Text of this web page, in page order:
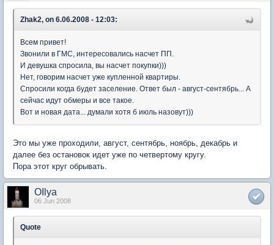
Zhak2, on 6.06.2008 - 12:03:
Всем привет!
Звонили в ГМС, интересовались насчет ПП.
И девушка спросила, вы насчет покупки)))
Нет, говорим насчет уже купленной квартиры.
Спросили когда будет заселение. Ответ был - август-сентябрь... А
сейчас идут обмеры и все такое.
Вот и новая дата... думали хотя б июль назовут)))
Это мы уже проходили, август, сентябрь, ноябрь, декабрь и
далее без остановок идет уже по четвертому кругу.
Пора этот круг обрывать.
OIlya
06 Jun 2008
Quote